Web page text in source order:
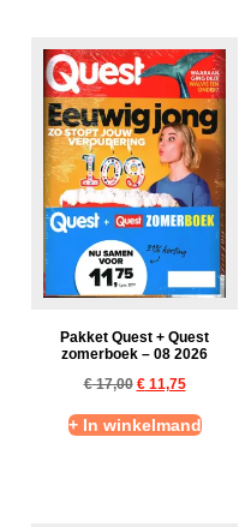
Pakket Quest + Quest
zomerboek – 08 2026
€17,00 €11,75
+ In winkelmand